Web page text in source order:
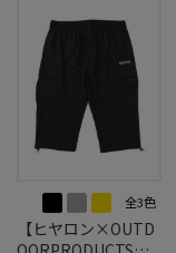
全3色
【ヒヤロン×OUTD